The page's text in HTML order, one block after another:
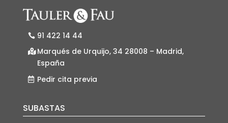
91 422 14 44
Marqués de Urquijo, 34 28008 – Madrid,
España
Pedir cita previa
SUBASTAS